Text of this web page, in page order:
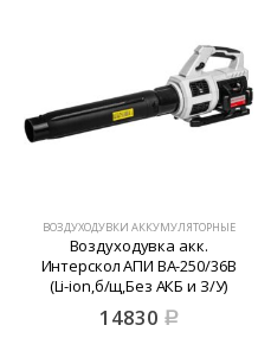
ВОЗДУХОДУВКИ АККУМУЛЯТОРНЫЕ
Воздуходувка акк.
Интерскол АПИ ВА-250/36В
(Li-ion,б/щ,Без АКБ и З/У)
14830 Р